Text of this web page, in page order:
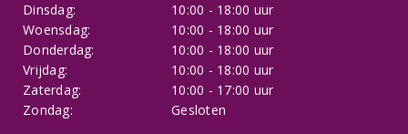
Dinsdag:
10:00 - 18:00 uur
Woensdag:
10:00 - 18:00 uur
Donderdag:
10:00 - 18:00 uur
Vrijdag:
10:00 - 18:00 uur
Zaterdag:
10:00 - 17:00 uur
Zondag:
Gesloten